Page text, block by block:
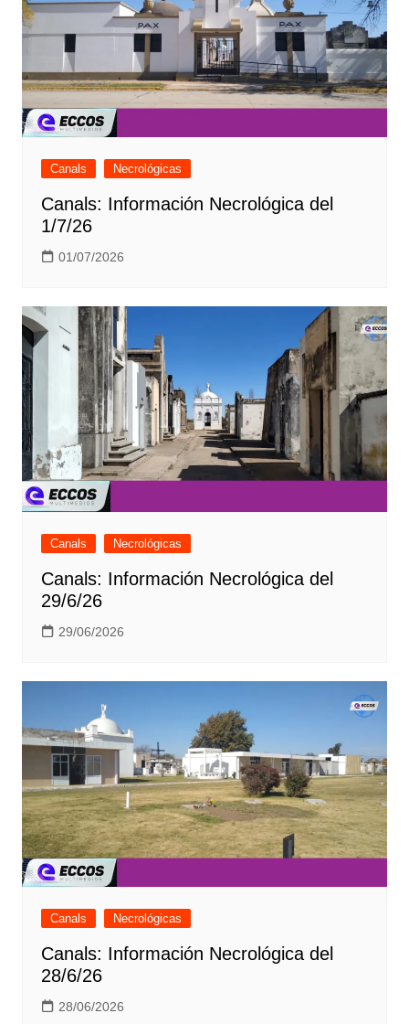
Canals Necrológicas
Canals: Información Necrológica del
1/7/26
01/07/2026
Canals Necrológicas
Canals: Información Necrológica del
29/6/26
29/06/2026
Canals Necrológicas
Canals: Información Necrológica del
28/6/26
28/06/2026